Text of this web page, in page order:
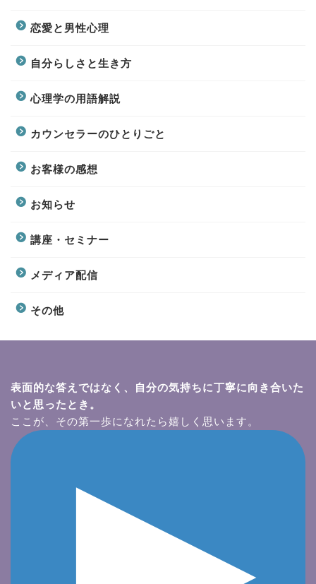
恋愛と男性心理
自分らしさと生き方
心理学の用語解説
カウンセラーのひとりごと
お客様の感想
お知らせ
講座・セミナー
メディア配信
その他
表面的な答えではなく、自分の気持ちに丁寧に向き合いた
いと思ったとき。
ここが、その第一歩になれたら嬉しく思います。